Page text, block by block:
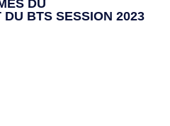
DU
BTS SESSION 2023